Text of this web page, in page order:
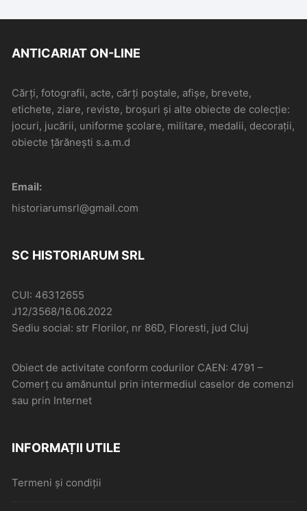
ANTICARIAT ON-LINE
Cărți, fotografii, acte, cărți poștale, afișe, brevete,
etichete, ziare, reviste, broșuri și alte obiecte de colecție:
jocuri, jucării, uniforme școlare, militare, medalii, decorații,
obiecte țărănești s.a.m.d
Email:
historiarumsrl@gmail.com
SC HISTORIARUM SRL
CUI: 46312655
J12/3568/16.06.2022
Sediu social: str Florilor, nr 86D, Floresti, jud Cluj
Obiect de activitate conform codurilor CAEN: 4791 –
Comerţ cu amănuntul prin intermediul caselor de comenzi
sau prin Internet
INFORMAȚII UTILE
Termeni și condiții